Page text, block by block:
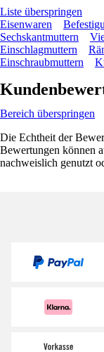
Liste überspringen
Eisenwaren
Sechskantmuttern
Einschlagmuttern
Einschraubmuttern
Bereich überspringen
Die Echtheit der
Bewertungen können
nachweislich genutzt